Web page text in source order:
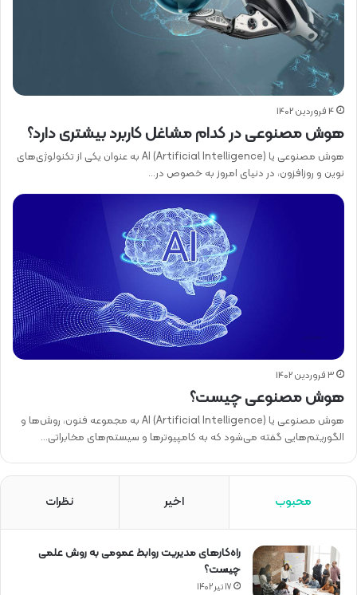
4 فروردین 1402
هوش مصنوعی در کدام مشاغل کاربرد بیشتری دارد؟
هوش مصنوعی یا AI (Artificial Intelligence) به عنوان یکی از تکنولوژی‌های
نوین و روزافزون، در دنیای امروز به خصوص در…
3 فروردین 1402
هوش مصنوعی چیست؟
هوش مصنوعی یا AI (Artificial Intelligence) به مجموعه فنون، روش‌ها و
الگوریتم‌هایی گفته می‌شود که به کامپیوترها و سیستم‌های مخابراتی…
محبوب اخیر نظرات
راه‌کارهای مدیریت روابط عمومی به روش علمی
چیست؟
17 تیر 1402